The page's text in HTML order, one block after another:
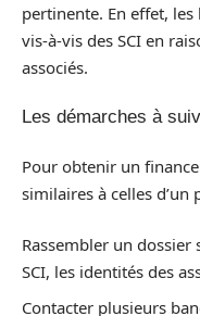
pertinente. En effet,
vis-à-vis des SCI en
associés.
Les démarches à
Pour obtenir un
similaires à celles d’un
Rassembler un
SCI, les identités des
Contacter plusieurs